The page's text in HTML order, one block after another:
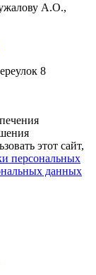
А.О.,
8
этот сайт,
персональных
данных